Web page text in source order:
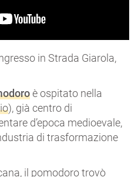
in Strada Giarola,
è ospitato nella
), già centro di
d’epoca medioevale,
di trasformazione
il pomodoro trovò